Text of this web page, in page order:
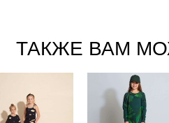
ТАКЖЕ ВАМ
летающий
омлет"
Сорочка Дети.
"Тропический
лес" Платье и
леггинсы Дети.